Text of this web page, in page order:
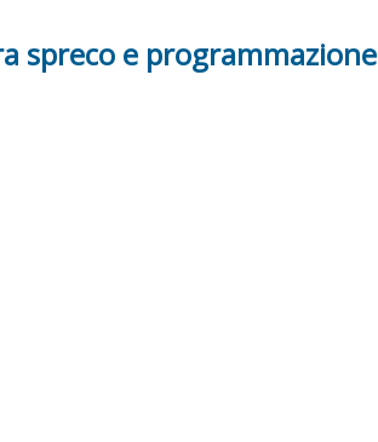
spreco e programmazione